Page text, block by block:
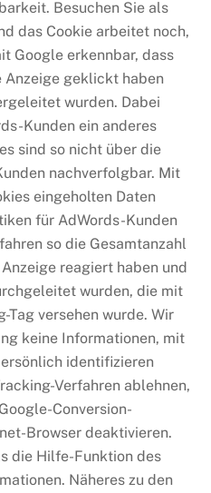
Besuchen Sie als
das Cookie arbeitet noch,
Google erkennbar, dass
Anzeige geklickt haben
wurden. Dabei
Kunden ein anderes
sind so nicht über die
nachverfolgbar. Mit
eingeholten Daten
für AdWords-Kunden
so die Gesamtanzahl
reagiert haben und
wurden, die mit
Tag versehen wurde. Wir
keine Informationen, mit
identifizieren
Verfahren ablehnen,
Conversion-
Browser deaktivieren.
die Hilfe-Funktion des
Näheres zu den